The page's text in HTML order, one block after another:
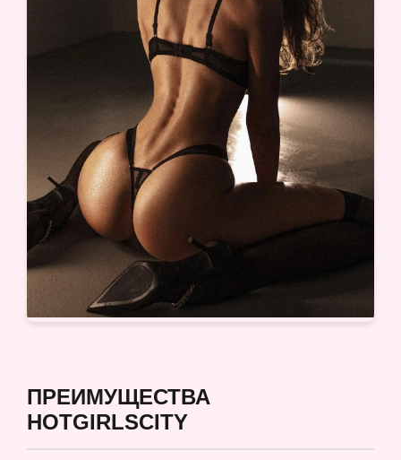
ПРЕИМУЩЕСТВА
HOTGIRLSCITY